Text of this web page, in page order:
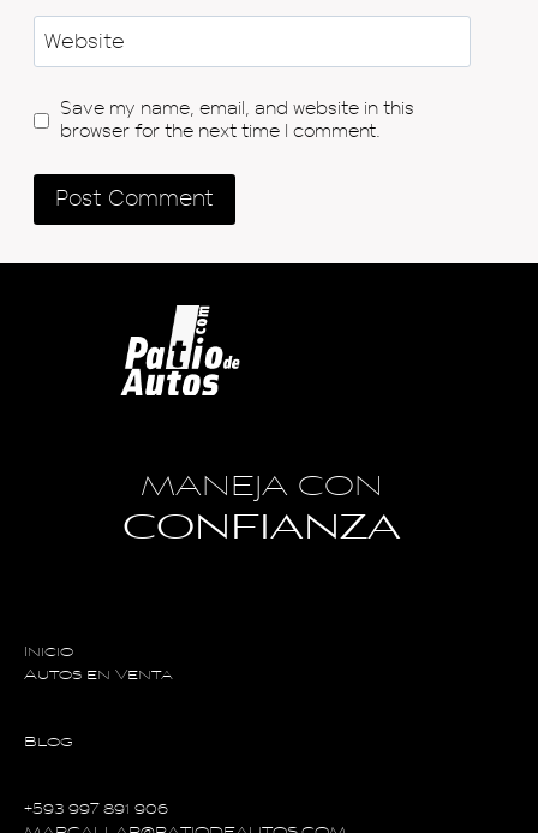
Website
Save my name, email, and website in this
browser for the next time I comment.
MANEJA CON
CONFIANZA
Inicio
Autos en Venta
Blog
+593 997 891 906